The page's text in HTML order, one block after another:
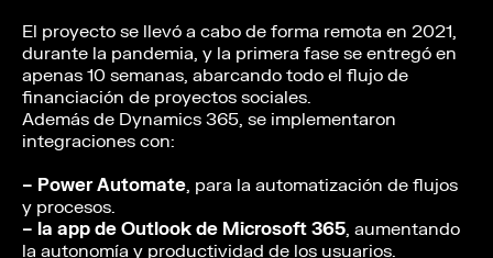
El proyecto se llevó a cabo de forma remota en 2021,
durante la pandemia, y la primera fase se entregó en
apenas 10 semanas, abarcando todo el flujo de
financiación de proyectos sociales.
Además de Dynamics 365, se implementaron
integraciones con:
– Power Automate, para la automatización de flujos
y procesos.
– la app de Outlook de Microsoft 365, aumentando
la autonomía y productividad de los usuarios.